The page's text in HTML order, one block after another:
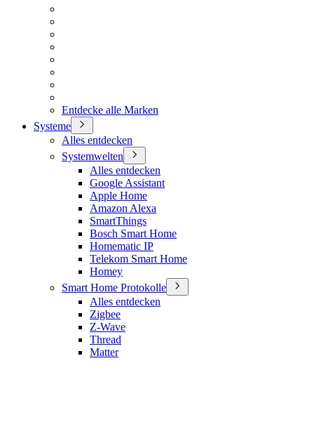
Entdecke alle Marken
Systeme
Alles entdecken
Systemwelten
Alles entdecken
Google Assistant
Apple Home
Amazon Alexa
SmartThings
Bosch Smart Home
Homematic IP
Telekom Smart Home
Homey
Smart Home Protokolle
Alles entdecken
Zigbee
Z-Wave
Thread
Matter